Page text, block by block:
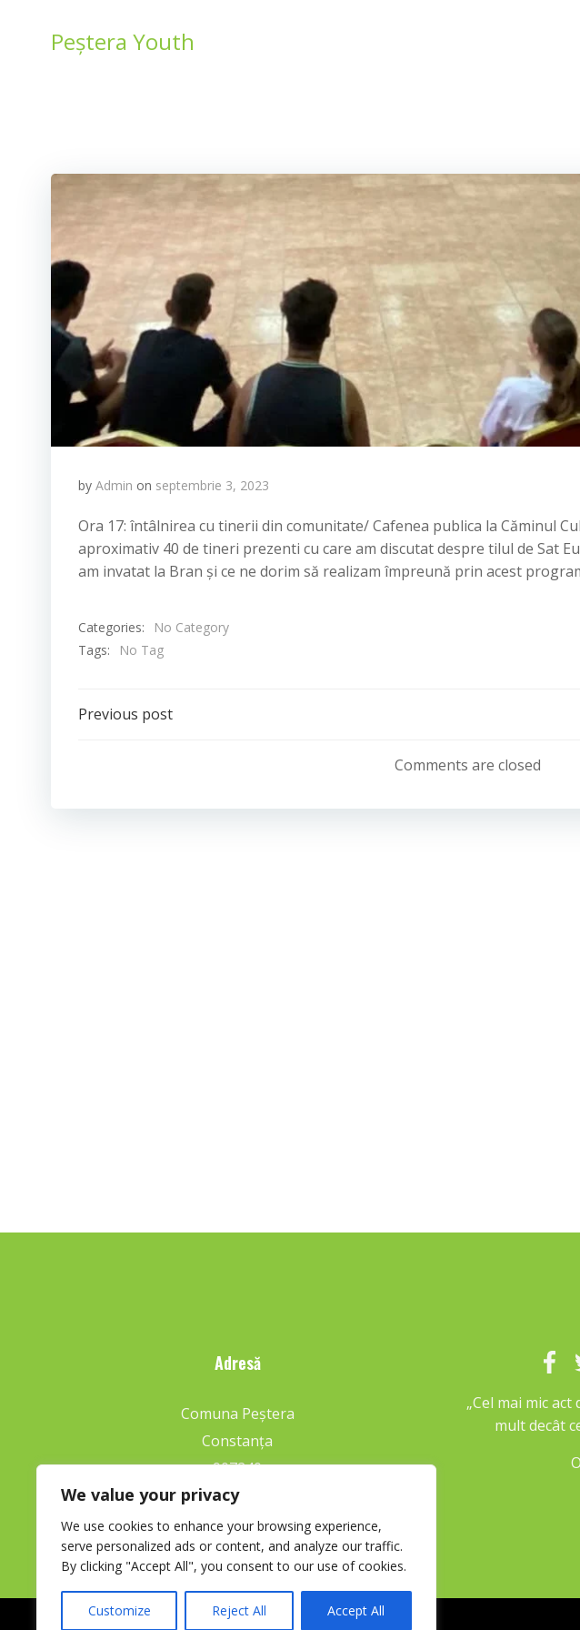
We value your privacy
We use cookies to enhance your browsing experience,
serve personalized ads or content, and analyze our traffic.
By clicking "Accept All", you consent to our use of cookies.
Customize Reject All Accept All
Peștera Youth
by Admin on septembrie 3, 2023
Ora 17: întâlnirea cu tinerii din comunitate/ Cafenea publica la Căminul
aproximativ 40 de tineri prezenti cu care am discutat despre tilul de Sat
am invatat la Bran și ce ne dorim să realizam împreună prin acest
Categories:
No Category
Tags:
No Tag
Navigare
articole
Previous post
în
articole
Comments are closed
Adresă
Comuna Peștera
Constanța
907240
„Cel mai mic
mult decât